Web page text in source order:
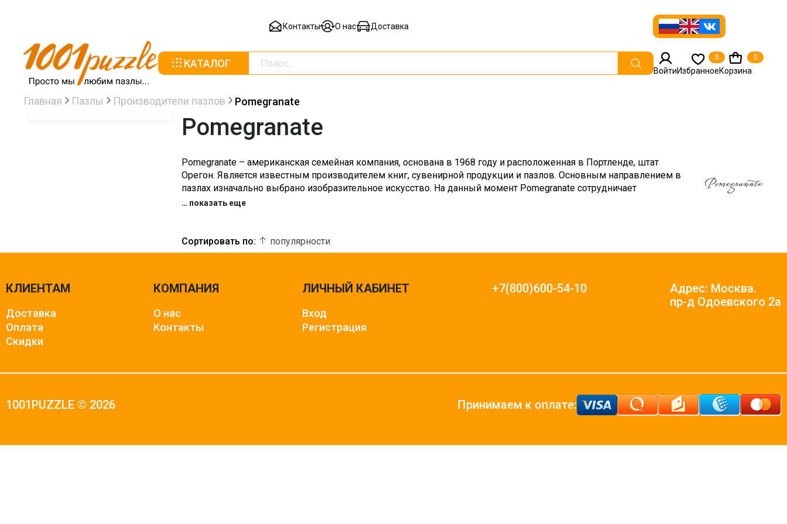
Контакты О нас Доставка
КАТАЛОГ
ВойтиИзбранное
0
Корзина
0
Главная Пазлы Производители пазлов Pomegranate
Pomegranate
Pomegranate – американская семейная компания, основана в 1968 году и расположенная в Портленде, штат
Орегон. Является известным производителем книг, сувенирной продукции и пазлов. Основным направлением в
пазлах изначально выбрано изобразительное искусство. На данный момент Pomegranate сотрудничает
… показать еще
Сортировать по: популярности
КЛИЕНТАМ
Доставка
Оплата
Скидки
КОМПАНИЯ
О нас
Контакты
ЛИЧНЫЙ КАБИНЕТ
Вход
Регистрация
+7(800)600-54-10
Адрес: Москва.
пр-д Одоевского 2а
1001PUZZLE © 2026 Принимаем к оплате: